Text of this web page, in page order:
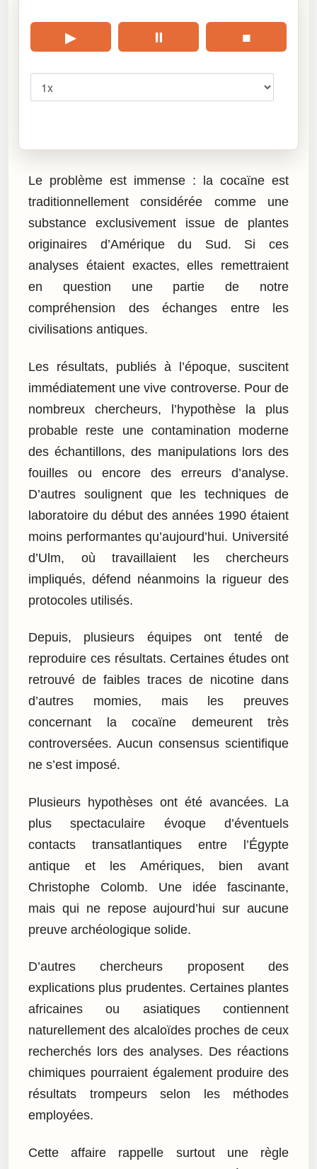
▶ ⏸ ■
Le problème est immense : la cocaïne est
traditionnellement considérée comme une
substance exclusivement issue de plantes
originaires d’Amérique du Sud. Si ces
analyses étaient exactes, elles remettraient
en question une partie de notre
compréhension des échanges entre les
civilisations antiques.
Les résultats, publiés à l’époque, suscitent
immédiatement une vive controverse. Pour de
nombreux chercheurs, l’hypothèse la plus
probable reste une contamination moderne
des échantillons, des manipulations lors des
fouilles ou encore des erreurs d’analyse.
D’autres soulignent que les techniques de
laboratoire du début des années 1990 étaient
moins performantes qu’aujourd’hui. Université
d’Ulm, où travaillaient les chercheurs
impliqués, défend néanmoins la rigueur des
protocoles utilisés.
Depuis, plusieurs équipes ont tenté de
reproduire ces résultats. Certaines études ont
retrouvé de faibles traces de nicotine dans
d’autres momies, mais les preuves
concernant la cocaïne demeurent très
controversées. Aucun consensus scientifique
ne s’est imposé.
Plusieurs hypothèses ont été avancées. La
plus spectaculaire évoque d’éventuels
contacts transatlantiques entre l’Égypte
antique et les Amériques, bien avant
Christophe Colomb. Une idée fascinante,
mais qui ne repose aujourd’hui sur aucune
preuve archéologique solide.
D’autres chercheurs proposent des
explications plus prudentes. Certaines plantes
africaines ou asiatiques contiennent
naturellement des alcaloïdes proches de ceux
recherchés lors des analyses. Des réactions
chimiques pourraient également produire des
résultats trompeurs selon les méthodes
employées.
Cette affaire rappelle surtout une règle